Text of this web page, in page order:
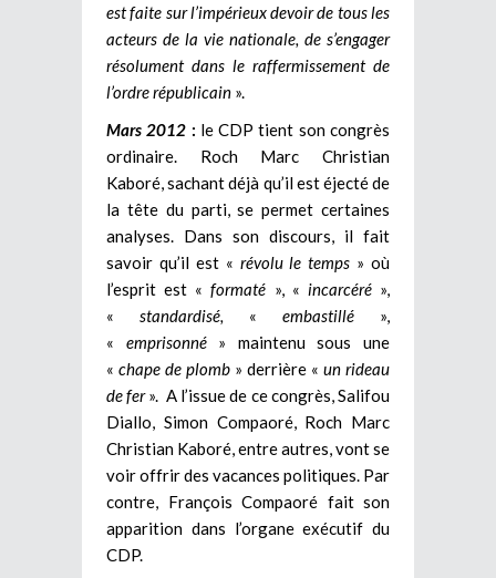
est faite sur l’impérieux devoir de tous les
acteurs de la vie nationale, de s’engager
résolument dans le raffermissement de
l’ordre républicain ».
Mars 2012 : le CDP tient son congrès
ordinaire. Roch Marc Christian
Kaboré, sachant déjà qu’il est éjecté de
la tête du parti, se permet certaines
analyses. Dans son discours, il fait
savoir qu’il est « révolu le temps » où
l’esprit est «formaté », « incarcéré»,
« standardisé, « embastillé »,
« emprisonné» maintenu sous une
« chape de plomb » derrière « un rideau
de fer». A l’issue de ce congrès, Salifou
Diallo, Simon Compaoré, Roch Marc
Christian Kaboré, entre autres, vont se
voir offrir des vacances politiques. Par
contre, François Compaoré fait son
apparition dans l’organe exécutif du
CDP.